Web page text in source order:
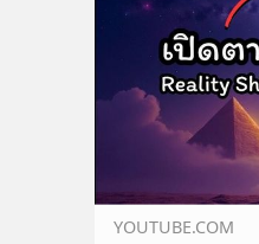
YOUTUBE.COM